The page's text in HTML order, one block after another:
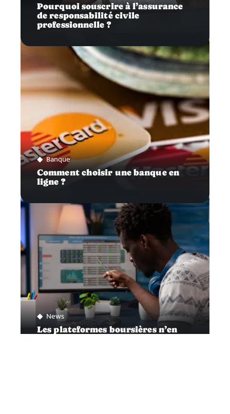
Pourquoi souscrire à l’assurance
de responsabilité civile
professionnelle ?
Banque
Comment choisir une banque en
ligne ?
News
Les plateformes boursières n’en